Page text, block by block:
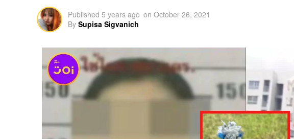
Published 5 years ago on October 26, 2021
By Supisa Sigvanich